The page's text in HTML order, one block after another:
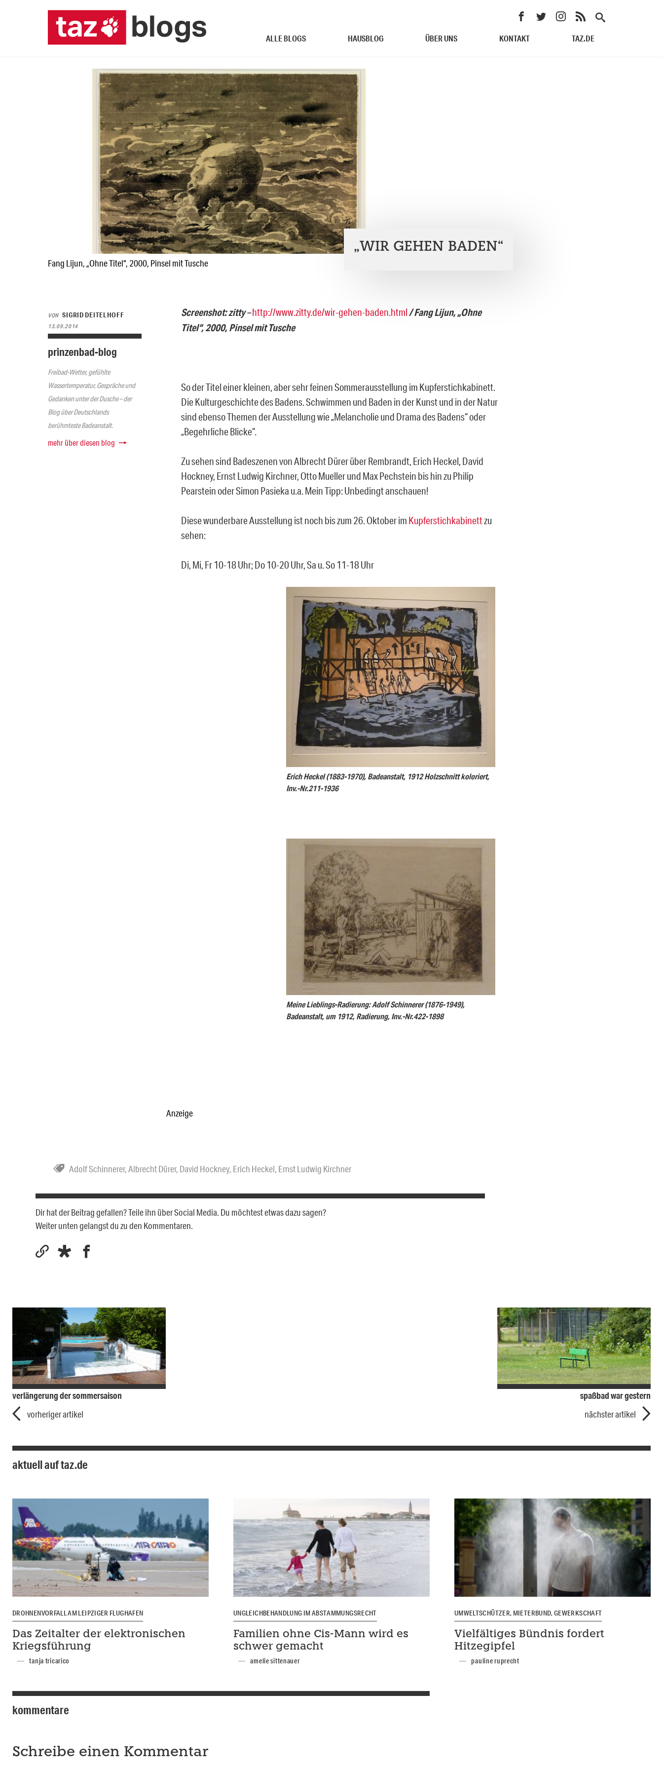
ALLE BLOGS HAUSBLOG ÜBER UNS KONTAKT TAZ.DE
Fang Lijun, „Ohne Titel“, 2000, Pinsel mit Tusche
„WIR GEHEN BADEN“
VON SIGRID DEITELHOFF
13.09.2014
prinzenbad-blog
Freibad-Wetter, gefühlte
Wassertemperatur, Gespräche und
Gedanken unter der Dusche – der
Blog über Deutschlands
berühmteste Badeanstalt.
mehr über diesen blog
Screenshot: zitty–http://www.zitty.de/wir-gehen-baden.html/ Fang Lijun, „Ohne
Titel“, 2000, Pinsel mit Tusche
So der Titel einer kleinen, aber sehr feinen Sommerausstellung im Kupferstichkabinett.
Die Kulturgeschichte des Badens. Schwimmen und Baden in der Kunst und in der Natur
sind ebenso Themen der Ausstellung wie „Melancholie und Drama des Badens“ oder
„Begehrliche Blicke“.
Zu sehen sind Badeszenen von Albrecht Dürer über Rembrandt, Erich Heckel, David
Hockney, Ernst Ludwig Kirchner, Otto Mueller und Max Pechstein bis hin zu Philip
Pearstein oder Simon Pasieka u.a. Mein Tipp: Unbedingt anschauen!
Diese wunderbare Ausstellung ist noch bis zum 26. Oktober im Kupferstichkabinettzu
sehen:
Di, Mi, Fr 10-18 Uhr; Do 10-20 Uhr, Sa u. So 11-18 Uhr
Erich Heckel (1883-1970), Badeanstalt, 1912 Holzschnitt koloriert,
Inv.-Nr.211-1936
Meine Lieblings-Radierung: Adolf Schinnerer (1876-1949),
Badeanstalt, um 1912, Radierung, Inv.-Nr.422-1898
Anzeige
Adolf Schinnerer,Albrecht Dürer, David Hockney, Erich Heckel, Ernst Ludwig Kirchner
Dir hat der Beitrag gefallen? Teile ihn über Social Media. Du möchtest etwas dazu sagen?
Weiter unten gelangst du zu den Kommentaren.
verlängerung der sommersaison
vorheriger artikel
spaßbad war gestern
nächster artikel
aktuell auf taz.de
DROHNENVORFALL AM LEIPZIGER FLUGHAFEN
Das Zeitalter der elektronischen
Kriegsführung
tanja tricarico
UNGLEICHBEHANDLUNG IM ABSTAMMUNGSRECHT
Familien ohne Cis-Mann wird es
schwer gemacht
amelie sittenauer
UMWELTSCHÜTZER, MIETERBUND, GEWERKSCHAFT
Vielfältiges Bündnis fordert
Hitzegipfel
pauline ruprecht
kommentare
Schreibe einen Kommentar